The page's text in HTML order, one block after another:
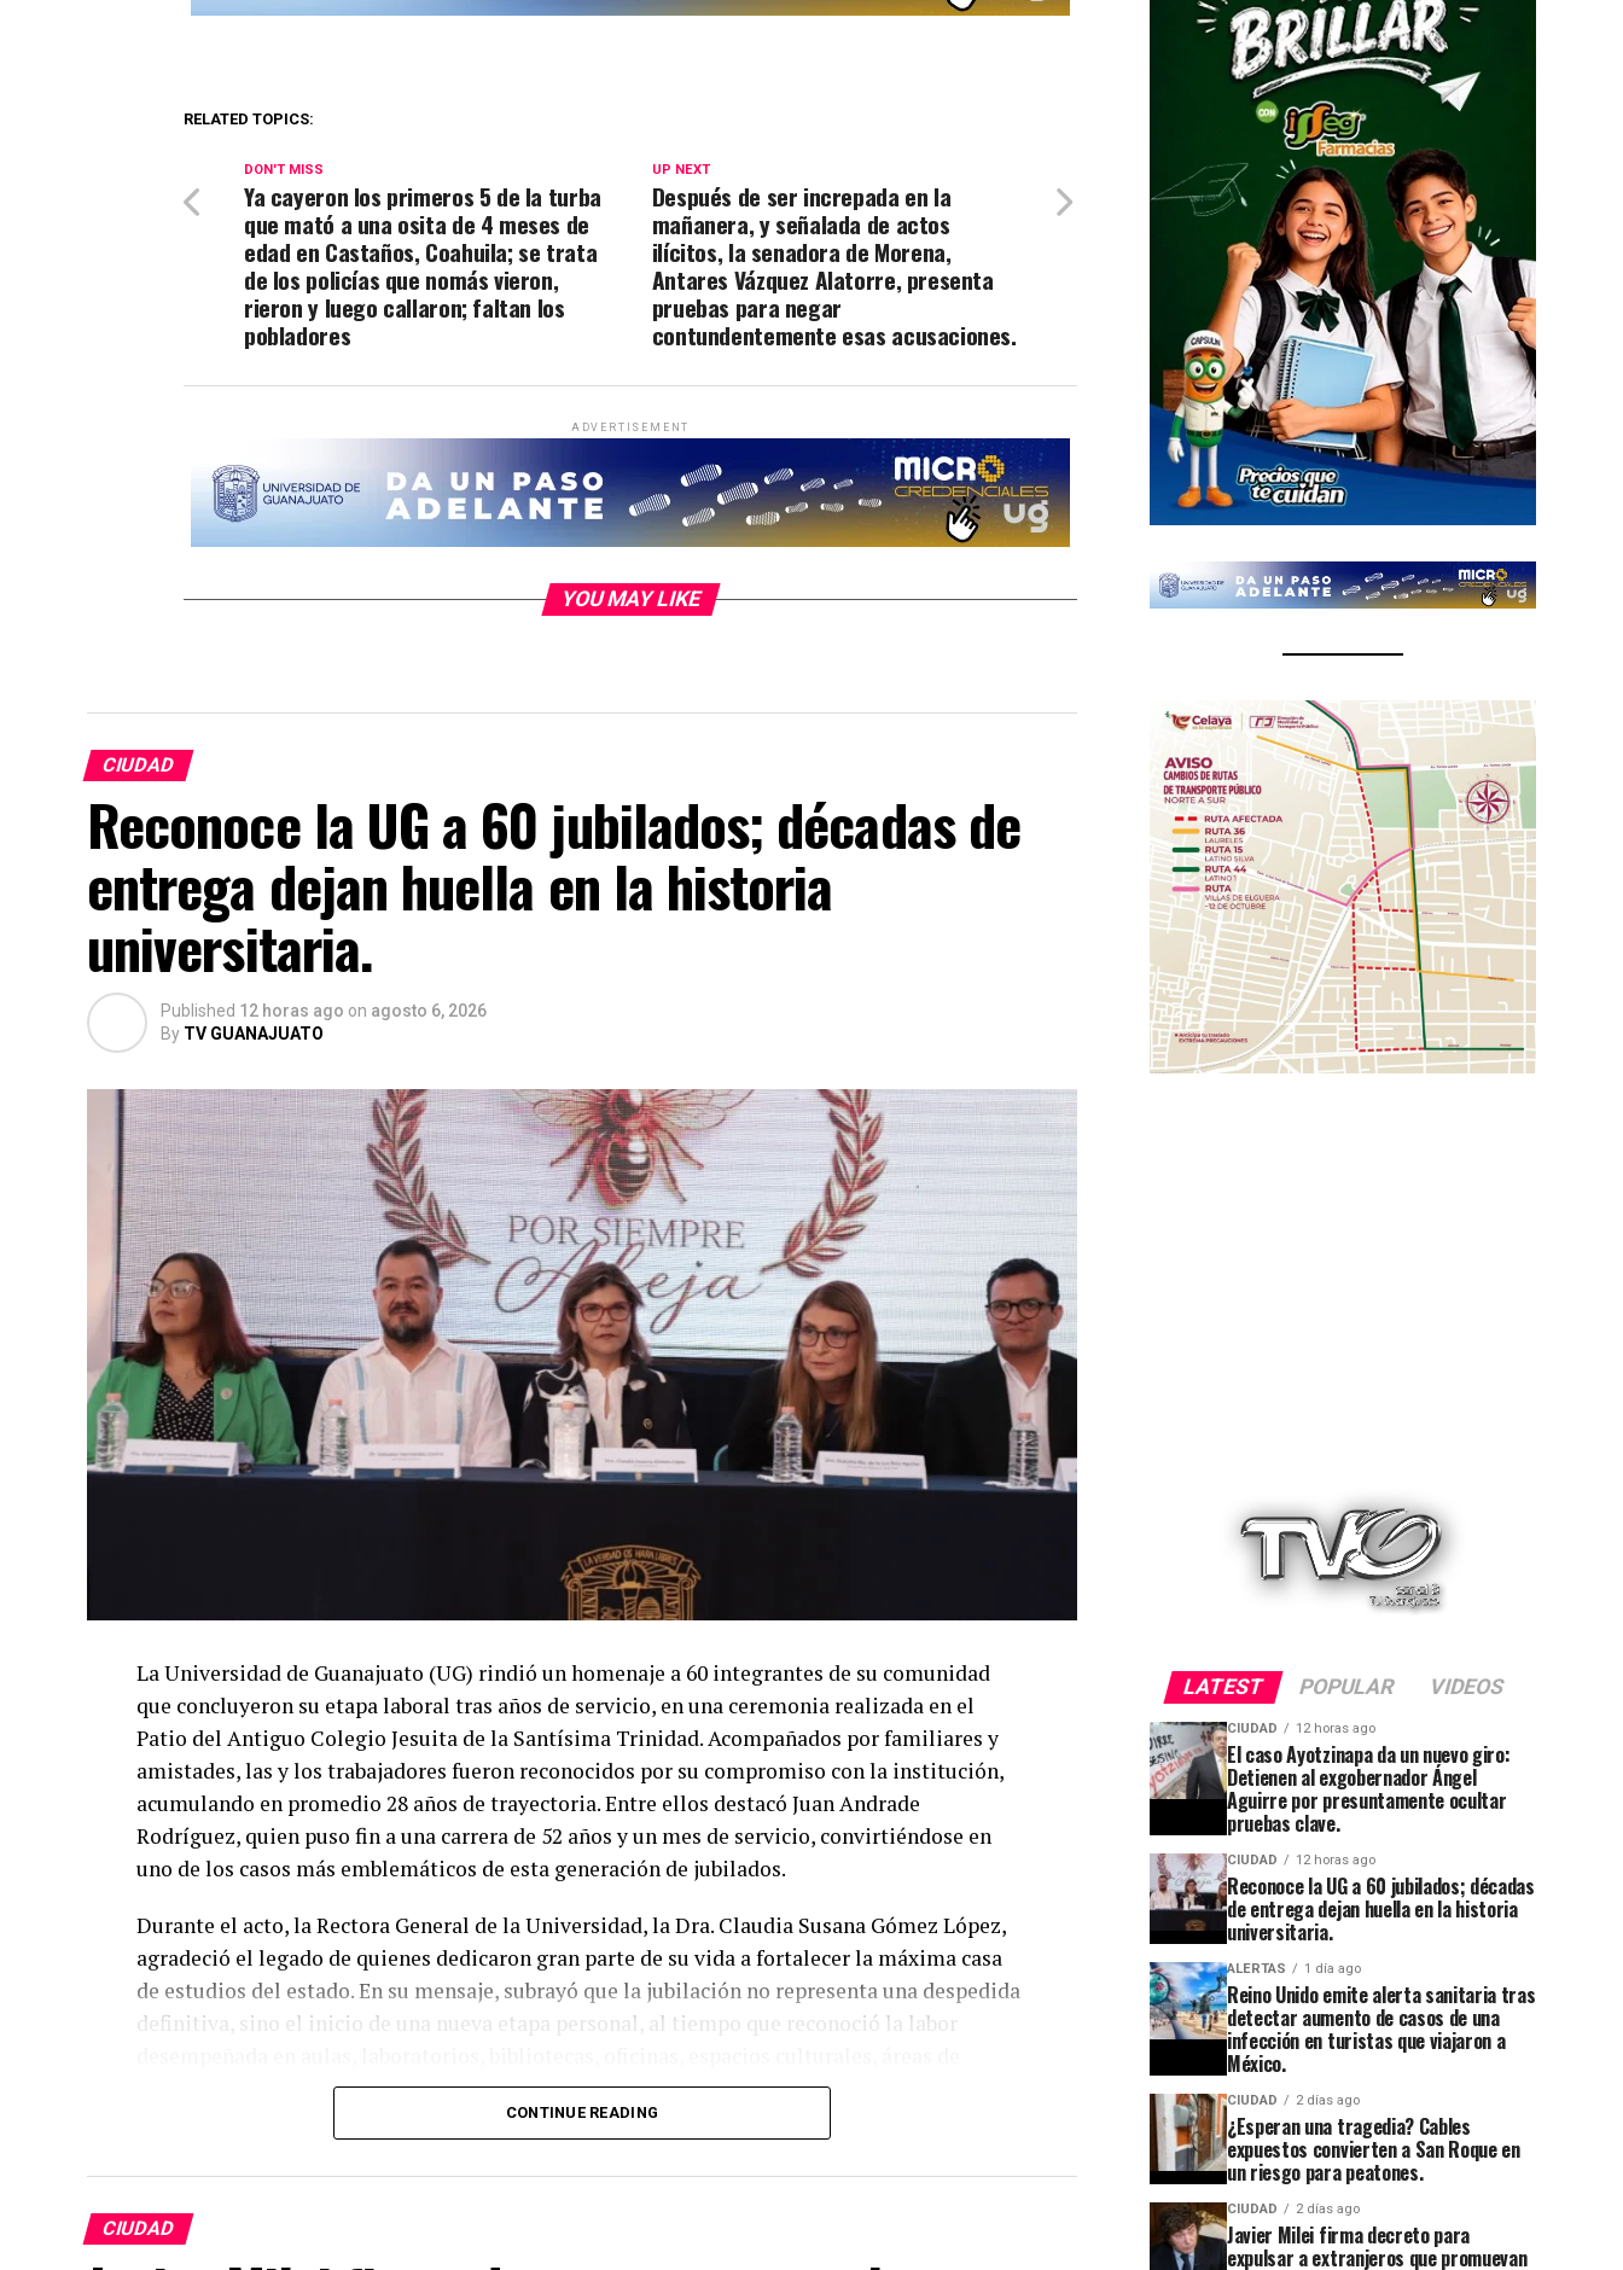
RELATED TOPICS:
UP NEXT
Después de ser increpada en la
mañanera, y señalada de actos
ilícitos, la senadora de Morena,
Antares Vázquez Alatorre, presenta
pruebas para negar
contundentemente esas acusaciones.
DON'T MISS
Ya cayeron los primeros 5 de la turba
que mató a una osita de 4 meses de
edad en Castaños, Coahuila; se trata
de los policías que nomás vieron,
rieron y luego callaron; faltan los
pobladores
ADVERTISEMENT
YOU MAY LIKE
CIUDAD
Reconoce la UG a 60 jubilados; décadas de
entrega dejan huella en la historia
universitaria.
Published 12 horas ago on agosto 6, 2026
By TV GUANAJUATO
La Universidad de Guanajuato (UG) rindió un homenaje a 60 integrantes de su comunidad
que concluyeron su etapa laboral tras años de servicio, en una ceremonia realizada en el
Patio del Antiguo Colegio Jesuita de la Santísima Trinidad. Acompañados por familiares y
amistades, las y los trabajadores fueron reconocidos por su compromiso con la institución,
acumulando en promedio 28 años de trayectoria. Entre ellos destacó Juan Andrade
Rodríguez, quien puso fin a una carrera de 52 años y un mes de servicio, convirtiéndose en
uno de los casos más emblemáticos de esta generación de jubilados.
Durante el acto, la Rectora General de la Universidad, la Dra. Claudia Susana Gómez López,
agradeció el legado de quienes dedicaron gran parte de su vida a fortalecer la máxima casa
de estudios del estado. En su mensaje, subrayó que la jubilación no representa una despedida
definitiva, sino el inicio de una nueva etapa personal, al tiempo que reconoció la labor
mantenimiento, seguridad y administración. “No les digo felicidades; les digo gracias”,
expresó, al destacar que el crecimiento de la Universidad ha sido posible gracias al esfuerzo
Las personas homenajeadas pertenecen a los distintos campus y áreas de la institución: cinco
del Campus Celaya-Salvatierra, 14 del Campus Guanajuato, cinco del Campus Irapuato-
CONTINUE READING
CIUDAD
LATEST POPULAR VIDEOS
CIUDAD 12 horas ago
El caso Ayotzinapa da un nuevo giro:
Detienen al exgobernador Ángel
Aguirre por presuntamente ocultar
pruebas clave.
CIUDAD 12 horas ago
Reconoce la UG a 60 jubilados; décadas
de entrega dejan huella en la historia
universitaria.
ALERTAS 1 día ago
Reino Unido emite alerta sanitaria tras
detectar aumento de casos de una
infección en turistas que viajaron a
México.
CIUDAD 2 días ago
¿Esperan una tragedia? Cables
expuestos convierten a San Roque en
un riesgo para peatones.
CIUDAD 2 días ago
Javier Milei firma decreto para
expulsar a extranjeros que promuevan
Reconoce
la UG a
60
jubilados;
décadas
de
entrega
dejan
CIUDAD 1 semana ago
se
apaga:
denuncian
abandono
en
Cuesta
China y
el